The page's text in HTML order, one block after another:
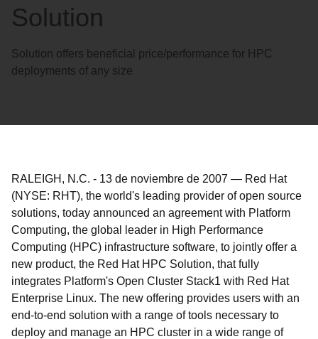
Solution
Solution offers beneficial price/performance for HPC
deployments of any size
RALEIGH, N.C. - 13 de noviembre de 2007 — Red Hat
(NYSE: RHT), the world's leading provider of open source
solutions, today announced an agreement with Platform
Computing, the global leader in High Performance
Computing (HPC) infrastructure software, to jointly offer a
new product, the Red Hat HPC Solution, that fully
integrates Platform's Open Cluster Stack1 with Red Hat
Enterprise Linux. The new offering provides users with an
end-to-end solution with a range of tools necessary to
deploy and manage an HPC cluster in a wide range of